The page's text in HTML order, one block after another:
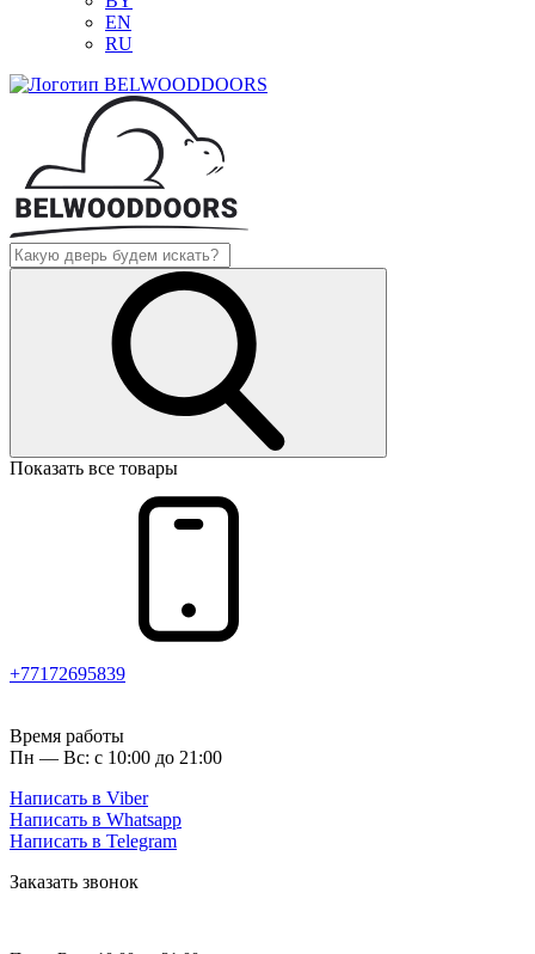
EN
RU
Показать все товары
+77172695839
Время работы
Пн — Вс: с 10:00 до 21:00
Написать в Viber
Написать в Whatsapp
Написать в Telegram
Заказать звонок